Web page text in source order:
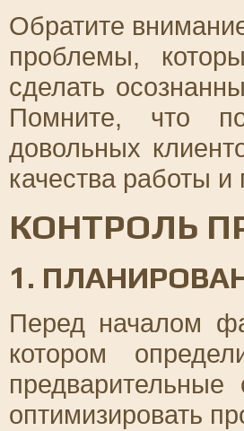
Обратите
проблемы,
сделать
Помните, что
довольных
качества работы
КОНТРОЛЬ
1.
Перед началом
котором
оптимизировать